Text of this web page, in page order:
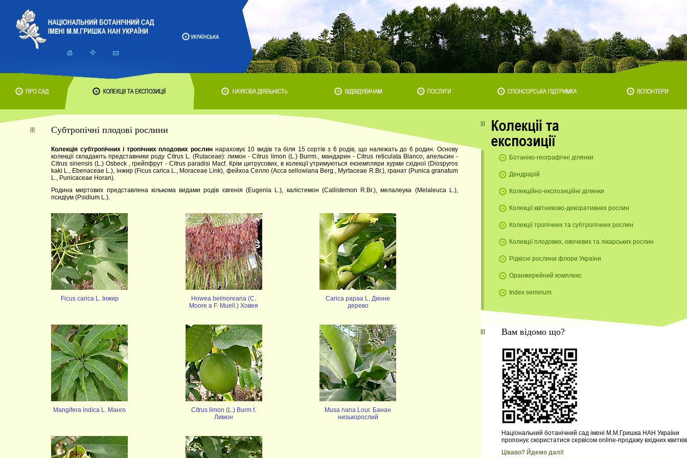
Субтропічні плодові рослини
Колекція субтропічних і тропічних плодових рослин нараховує 10 видів та біля 15 сортів з 6 родів, що належать до 6 родин. Основу
колекції складають представники роду Citrus L. (Rutaceae): лимон - Citrus limon (L.) Burrm., мандарин - Citrus reticulata Blanco, апельсин -
Citrus sinensis (L.) Osbeck , грейпфрут - Citrus paradisi Macf. Крім цитрусових, в колекції утримуються екземпляри хурми східної (Dіospyros
kaki L., Ebenaceae L.), інжир (Ficus carica L., Moraceae Link), фейхоа Селло (Acca sellowiana Berg., Myrtaceae R.Br.), гранат (Punica granatum
L., Punicaceae Horan).
Родина миртових представлена кількома видами родів євгенія (Eugenia L.), калістемон (Callistemon R.Br.), мелалеука (Melaleuca L.),
псидіум (Psidium L.).
Ficus carica L. Iнжир
Howea belmoreana (C.
Moore a F. Muell.) Ховея
Carica papaa L. Динне
дерево
Mangifera indica L. Манго
Citrus limon (L.) Burm f.
Лимон
Musa nana Lour. Банан
низькорослий
Ботаніко-географічні ділянки
Дендрарій
Колекційно-експозиційні ділянки
Колекції квітниково-декоративних рослин
Колекції тропічних та субтропічних рослин
Колекції плодових, овочевих та лікарських рослин
Рідкісні рослини флори України
Оранжерейний комплекс
Index seminum
Вам відомо що?
Національний ботанічний сад імені М.М.Гришка НАН України
пропонує скористатися сервісом online-продажу вхідних квитків
Цікаво? Йдемо далі!